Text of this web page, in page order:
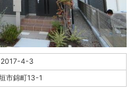
2017-4-3
市錦町13-1